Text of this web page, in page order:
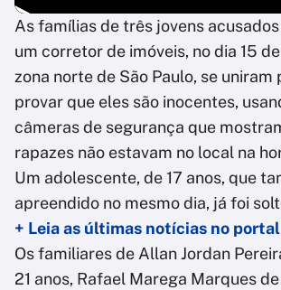
As famílias de três jovens
um corretor de imóveis, no dia 15
zona norte de São Paulo, se
provar que eles são inocentes,
câmeras de segurança que
rapazes não estavam no local na
Um adolescente, de 17 anos, que
apreendido no mesmo dia, já foi
+ Leia as últimas notícias no
Os familiares de Allan Jordan
21 anos, Rafael Marega Marques